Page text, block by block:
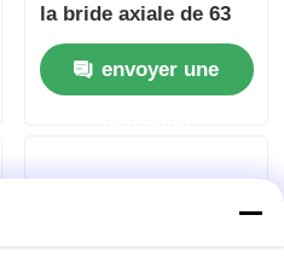
la bride axiale de 63
mm - Manomètre
1000mbar avec
échelle de couleur
envoyer une